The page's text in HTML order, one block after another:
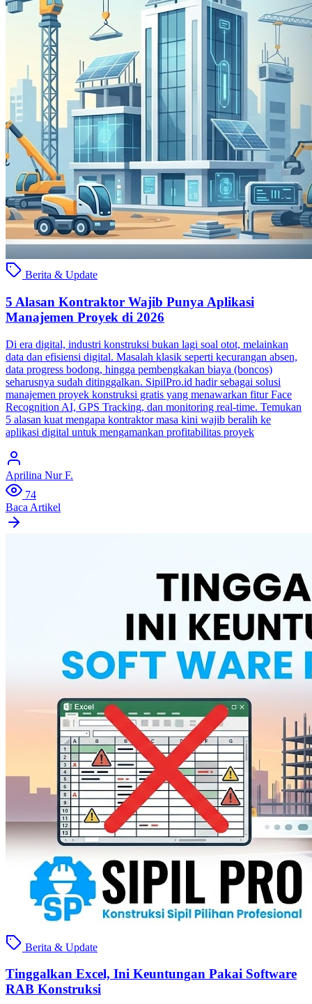
Berita & Update
5 Alasan Kontraktor Wajib Punya Aplikasi
Manajemen Proyek di 2026
Di era digital, industri konstruksi bukan lagi soal otot, melainkan
data dan efisiensi digital. Masalah klasik seperti kecurangan absen,
data progress bodong, hingga pembengkakan biaya (boncos)
seharusnya sudah ditinggalkan. SipilPro.id hadir sebagai solusi
manajemen proyek konstruksi gratis yang menawarkan fitur Face
Recognition AI, GPS Tracking, dan monitoring real-time. Temukan
5 alasan kuat mengapa kontraktor masa kini wajib beralih ke
aplikasi digital untuk mengamankan profitabilitas proyek
Aprilina Nur F.
74
Baca Artikel
Berita & Update
Tinggalkan Excel, Ini Keuntungan Pakai Software
RAB Konstruksi